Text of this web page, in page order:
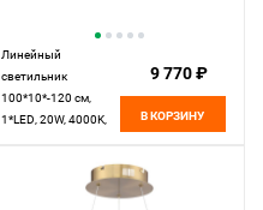
Линейный
светильник
100*10*-120 см,
1*LED, 20W, 4000K,
9 770 ₽
В КОРЗИНУ